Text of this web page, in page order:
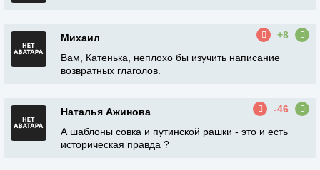
Михаил
+8
Вам, Катенька, неплохо бы изучить написание
возвратных глаголов.
Наталья Ажинова
-46
А шаблоны совка и путинской рашки - это и есть
историческая правда ?